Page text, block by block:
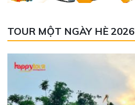
TOUR MỘT NGÀY HÈ 2026